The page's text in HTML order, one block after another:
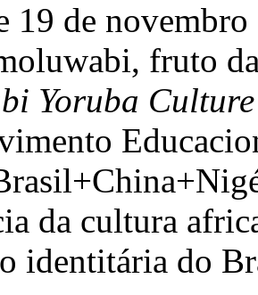
19 de
fruto
Yoruba
da cultura
identitária do